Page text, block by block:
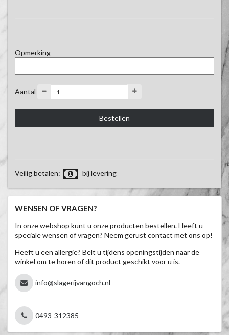
Opmerking
Aantal
Veilig betalen: bij levering
WENSEN OF VRAGEN?
In onze webshop kunt u onze producten bestellen. Heeft u
speciale wensen of vragen? Neem gerust contact met ons op!
Heeft u een allergie? Belt u tijdens openingstijden naar de
winkel om te horen of dit product geschikt voor u is.
info@slagerijvangoch.nl
0493-312385